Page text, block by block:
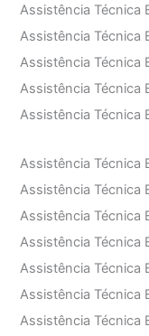
Assistência Técnica
Assistência Técnica
Assistência Técnica
Assistência Técnica
Assistência Técnica
Assistência Técnica
Assistência Técnica
Assistência Técnica
Assistência Técnica
Assistência Técnica
Assistência Técnica
Assistência Técnica